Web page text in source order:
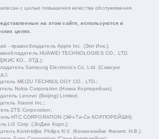
с целью повышения качества обслуживания.
на этом сайте, используются в
целях.
- правообладатель Apple Inc. (Эпл Инк.);
HUAWEI TECHNOLOGIES CO., LTD.
КО., ЛТД.);
Samsung Electronics Co. Ltd. (Самсунг
MEIZU TECHNOLOGY CO., LTD.;
Nokia Corporation (Нокиа Корпорейшн);
Lenovo (Beijing) Limited;
Xiaomi Inc.;
ZTE Corporation;
HTC CORPORATION (Эйч-Ти-Си КОРПОРЕЙШН);
LG Corp. (ЭлДжи Корп.);
Koninklijke Philips N.V. (Конинклийке Филипс Н.В.);